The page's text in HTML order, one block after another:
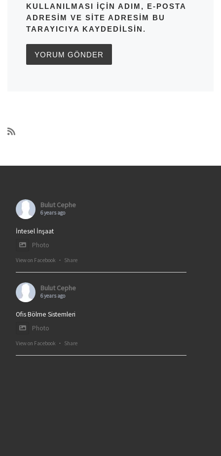
KULLANILMASI IÇIN ADIM, E-POSTA
ADRESIM VE SITE ADRESIM BU
TARAYICIYA KAYDEDILSIN.
Bulut Cephe
6 years ago
İntesel İnşaat
Photo
View on Facebook · Share
Bulut Cephe
6 years ago
Ofis Bölme Sistemleri
Photo
View on Facebook · Share